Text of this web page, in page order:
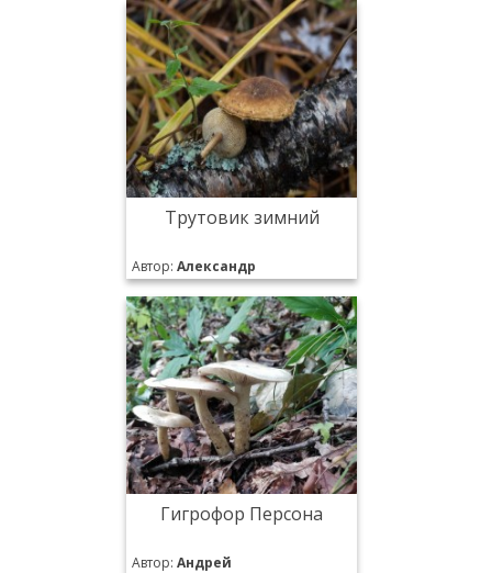
Трутовик зимний
Автор: Александр
Гигрофор Персона
Автор: Андрей